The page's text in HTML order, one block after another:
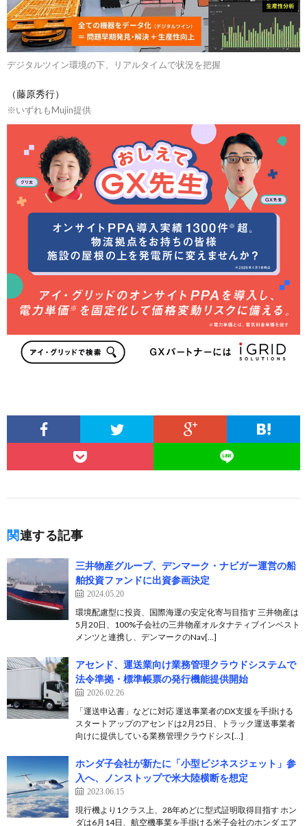
デジタルツイン環境の下、リアルタイムで状況を把握
（藤原秀行）
※いずれもMujin提供
関連する記事
三井物産グループ、デンマーク・ナビガー運営の船
舶投資ファンドに出資参画決定
2024.05.20
環境配慮型に投資、国際海運の安定化寄与目指す 三井物産は
5月20日、100%子会社の三井物産オルタナティブインベスト
メンツと連携し、デンマークのNav[…]
アセンド、運送業向け業務管理クラウドシステムで
法令準拠・標準帳票の発行機能提供開始
2026.02.26
「運送申込書」などに対応 運送事業者のDX支援を手掛ける
スタートアップのアセンドは2月25日、トラック運送事業者
向けに提供している業務管理クラウドシス[…]
ホンダ子会社が新たに「小型ビジネスジェット」参
入へ、ノンストップで米大陸横断を想定
2023.06.15
現行機より1クラス上、28年めどに型式証明取得目指す ホン
ダは6月14日、航空機事業を手掛ける米子会社のホンダ エア